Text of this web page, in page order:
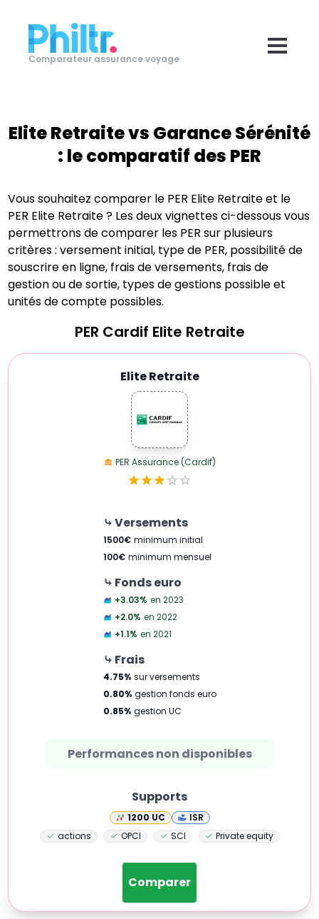
Comparateur assurance voyage
Elite Retraitevs Garance Sérénité
: le comparatif des PER
Vous souhaitez comparer le PER Elite Retraiteet le
PER Elite Retraite? Les deux vignettes ci-dessous vous
permettrons de comparer les PER sur plusieurs
critères : versement initial, type de PER, possibilité de
souscrire en ligne, frais de versements, frais de
gestion ou de sortie, types de gestions possible et
unités de compte possibles.
PER Cardif Elite Retraite
Elite Retraite
PER Assurance (Cardif)
⤷ Versements
1500€ minimum initial
100€ minimum mensuel
⤷ Fonds euro
+3.03% en 2023
+2.0% en 2022
+1.1% en 2021
⤷ Frais
4.75% sur versements
0.80% gestion fonds euro
0.85% gestion UC
Performances non disponibles
Supports
1200 UC
ISR
actions
OPCI SCI Private equity
Comparer